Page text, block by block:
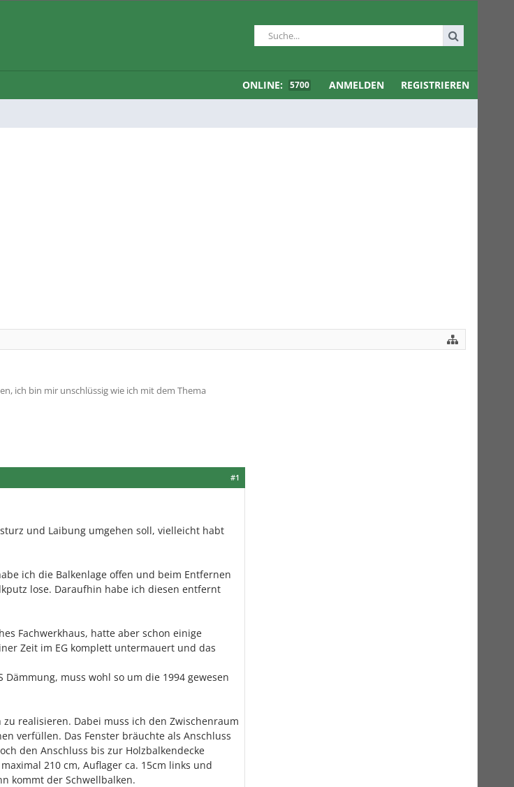
ONLINE: 5700 ANMELDEN REGISTRIEREN
ich bin mir unschlüssig wie ich mit dem Thema
#1
und Laibung umgehen soll, vielleicht habt
ich die Balkenlage offen und beim Entfernen
lose. Daraufhin habe ich diesen entfernt
Fachwerkhaus, hatte aber schon einige
Zeit im EG komplett untermauert und das
Dämmung, muss wohl so um die 1994 gewesen
realisieren. Dabei muss ich den Zwischenraum
verfüllen. Das Fenster bräuchte als Anschluss
den Anschluss bis zur Holzbalkendecke
210 cm, Auflager ca. 15cm links und
kommt der Schwellbalken.